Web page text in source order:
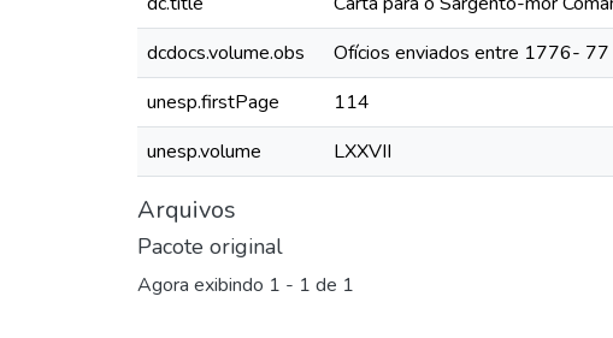
dcdocs.volume.obs
Ofícios enviados entre 1776- 77
unesp.firstPage
114
unesp.volume
LXXVII
Arquivos
Pacote original
Agora exibindo 1 - 1 de 1